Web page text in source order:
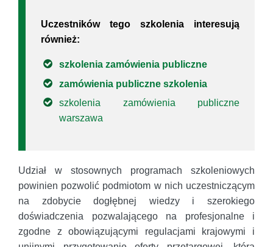
Uczestników tego szkolenia interesują
również:
szkolenia zamówienia publiczne
zamówienia publiczne szkolenia
szkolenia zamówienia publiczne
warszawa
Udział w stosownych programach szkoleniowych
powinien pozwolić podmiotom w nich uczestniczącym
na zdobycie dogłębnej wiedzy i szerokiego
doświadczenia pozwalającego na profesjonalne i
zgodne z obowiązującymi regulacjami krajowymi i